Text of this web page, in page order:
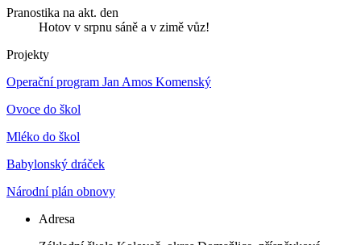
Pranostika na akt. den
Hotov v srpnu sáně a v zimě vůz!
Projekty
Operační program Jan Amos Komenský
Ovoce do škol
Mléko do škol
Babylonský dráček
Národní plán obnovy
Adresa